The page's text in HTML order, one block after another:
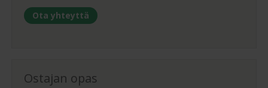
Ota yhteyttä
Ostajan opas